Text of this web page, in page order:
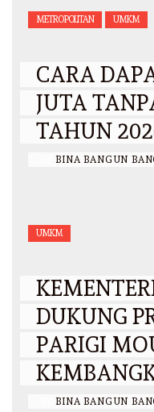
METROPOLITAN UMKM
CARA
JUTA
TAHUN
BINA BANGUN
UMKM
DUKUNG
PARIGI
BINA BANGUN